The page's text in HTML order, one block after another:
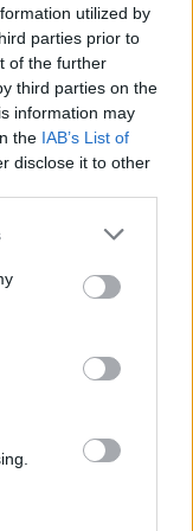
utilized by
parties prior to
of the further
third parties on the
information may
the IAB’s List of
disclose it to other
испратен до
развој и
изјави дека
надминува
претставува
на морскиот
Како што
бара научно
со
делови на
и во
Поранешните
година, кога